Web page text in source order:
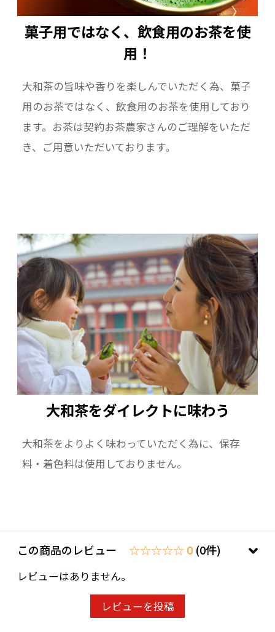
菓子用ではなく、飲食用のお茶を使
用！
大和茶の旨味や香りを楽しんでいただく為、菓子
用のお茶ではなく、飲食用のお茶を使用しており
ます。お茶は契約お茶農家さんのご理解をいただ
き、ご用意いただいております。
大和茶をダイレクトに味わう
大和茶をよりよく味わっていただく為に、保存
料・着色料は使用しておりません。
この商品のレビュー ☆☆☆☆☆ 0 (0件)
レビューはありません。
レビューを投稿